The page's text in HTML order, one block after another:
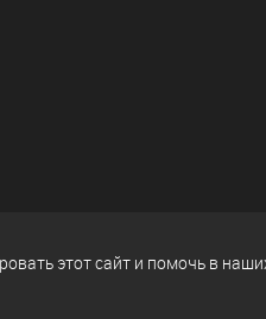
этот сайт и помочь в